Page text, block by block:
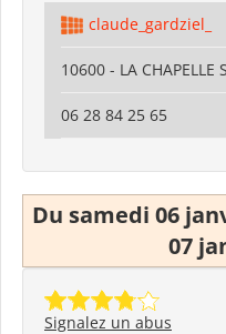
claude_gardziel_
10600 - LA CHAPELLE
06 28 84 25 65
Du samedi 06
07
Signalez un abus